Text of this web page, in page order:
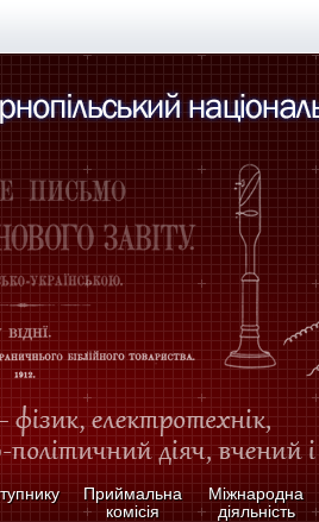
Приймальна
комісія
Міжнародна
діяльність